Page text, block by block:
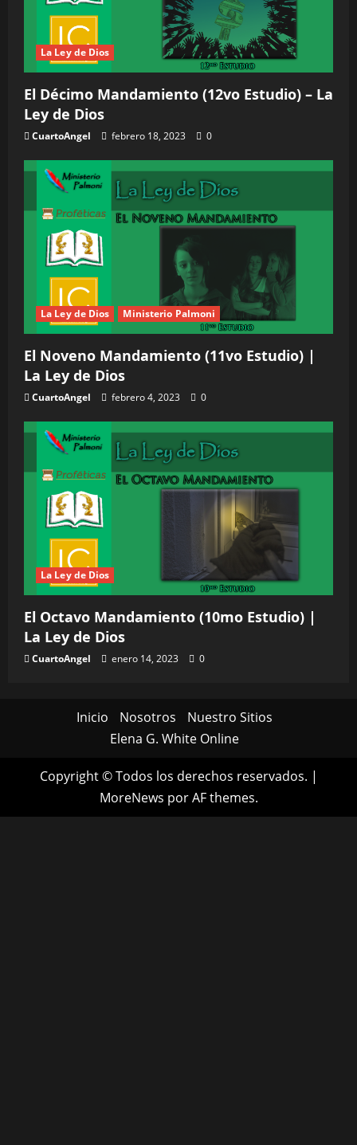
La Ley de Dios
El Décimo Mandamiento (12vo Estudio) – La
Ley de Dios
CuartoAngel febrero 18, 2023 0
La Ley de Dios Ministerio Palmoni
El Noveno Mandamiento (11vo Estudio) |
La Ley de Dios
CuartoAngel febrero 4, 2023 0
La Ley de Dios
El Octavo Mandamiento (10mo Estudio) |
La Ley de Dios
CuartoAngel enero 14, 2023 0
Inicio Nosotros
Nuestro Sitios
Elena G. White Online
Copyright © Todos los derechos reservados. |
MoreNews por AF themes.